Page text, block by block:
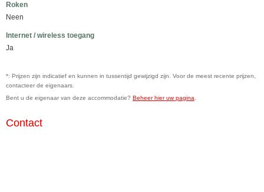
Roken
Neen
Internet / wireless toegang
Ja
*: Prijzen zijn indicatief en kunnen in tussentijd gewijzigd zijn. Voor de meest recente prijzen,
contacteer de eigenaars.
Bent u de eigenaar van deze accommodatie? Beheer hier uw pagina
Contact